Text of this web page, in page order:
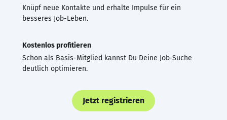
Knüpf neue Kontakte und erhalte Impulse für ein
besseres Job-Leben.
Kostenlos profitieren
Schon als Basis-Mitglied kannst Du Deine Job-Suche
deutlich optimieren.
Jetzt registrieren